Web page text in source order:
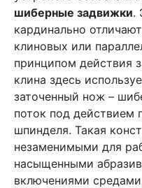
шиберные задвижки.
кардинально
клиновых или
принципом действия
клина здесь
заточенный нож –
поток под действием
шпинделя. Такая
незаменимыми для
насыщенными
включениями